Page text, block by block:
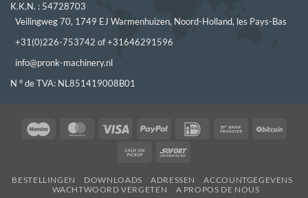
K.K.N. : 54728703
Veilingweg 70, 1749 EJ Warmenhuizen, Noord-Holland, les Pays-Bas
+31(0)226-753742 of +31646291596
info@pronk-machinery.nl
N ° de TVA: NL851419008B01
Maestro MasterCardVisa PayPal IDeal
Bank
Cash
Pickup
Sofort
BESTELLINGEN DOWNLOADS ADRESSEN
ACCOUNTGEGEVENS
WACHTWOORD VERGETEN
A PROPOS DE NOUS